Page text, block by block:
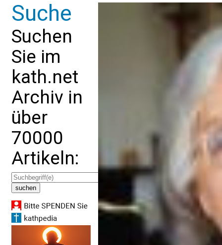
Suche
Suchen
Sie im
kath.net
Archiv in
über
70000
Artikeln: